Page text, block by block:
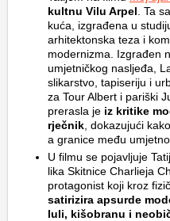
kultnu Vilu Arpel . Ta
kuća, izgrađena u
arhitektonska teza i
modernizma. Izgrađen
umjetničkog nasljeđa,
slikarstvo, tapiseriju i
za Tour Albert i pariški
prerasla je iz kritike
rječnik , dokazujući
a granice među
U filmu se pojavljuje
lika Skitnice Charlieja
protagonist koji kroz
satirizira apsurde
luli, kišobranu i